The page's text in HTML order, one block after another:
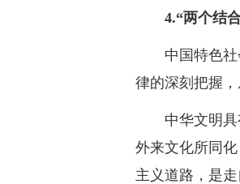
4.“两个结
中国特色
律的深刻把握
中华文明
外来文化所同
主义道路，是